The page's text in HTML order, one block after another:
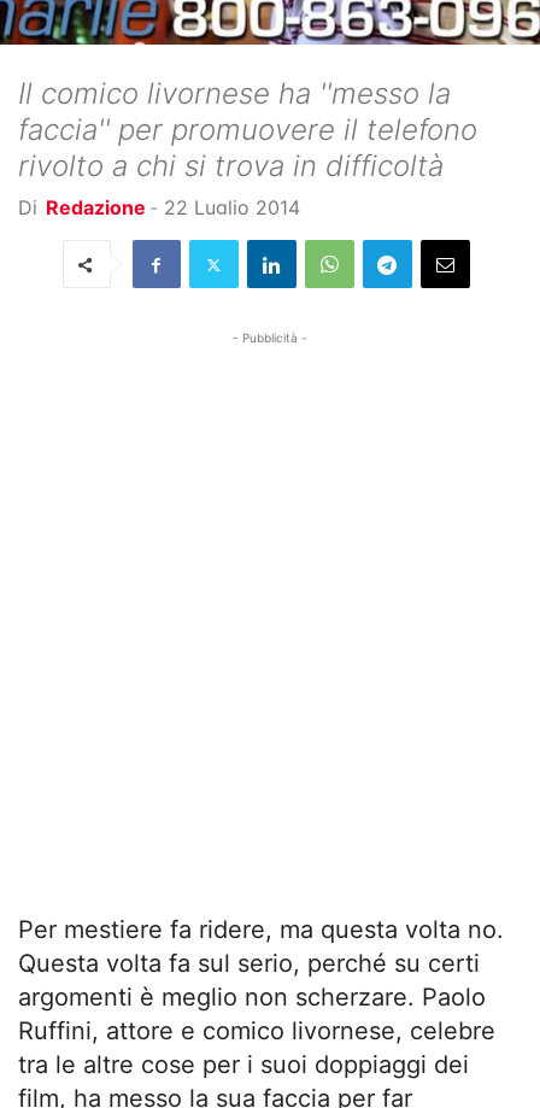
Il comico livornese ha ''messo la
faccia'' per promuovere il telefono
rivolto a chi si trova in difficoltà
Di Redazione - 22 Luglio 2014
- Pubblicità -
Per mestiere fa ridere, ma questa volta no.
Questa volta fa sul serio, perché su certi
argomenti è meglio non scherzare. Paolo
Ruffini, attore e comico livornese, celebre
tra le altre cose per i suoi doppiaggi dei
film, ha messo la sua faccia per far